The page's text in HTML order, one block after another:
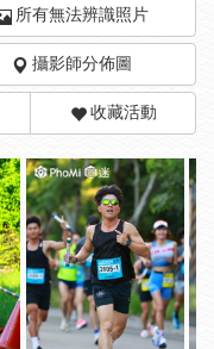
所有無法辨識照片
攝影師分佈圖
收藏活動